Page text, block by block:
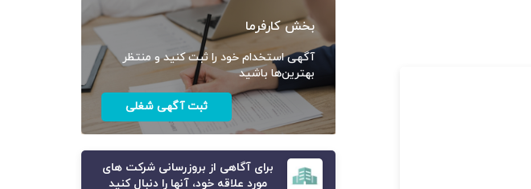
بخش کارفرما
آگهی استخدام خود را ثبت کنید و منتظر
بهترین‌ها باشید
ثبت آگهی شغلی
برای آگاهی از بروزرسانی شرکت های
مورد علاقه خود، آنها را دنبال کنید